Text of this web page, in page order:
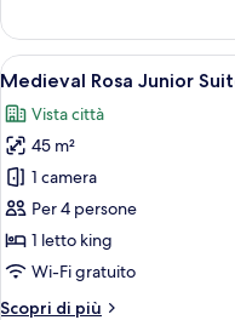
Town
View
Suite
with
Jetted
&
Medieval
Town
View
Apri
tutte
le
foto
per
Medieval
Rosa
Junior
1
Medieval Rosa Junior
Vista città
45 m²
1 camera
Per 4 persone
1 letto king
Wi-Fi gratuito
Scopri di più
Altri